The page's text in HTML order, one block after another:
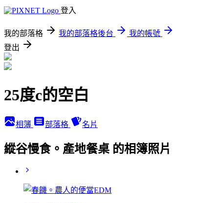
登入
我的部落格 我的部落格後台
我的帳號
登出
25度c的空白
相簿 部落格 名片
縱谷慢食。產地餐桌 的相簿照片